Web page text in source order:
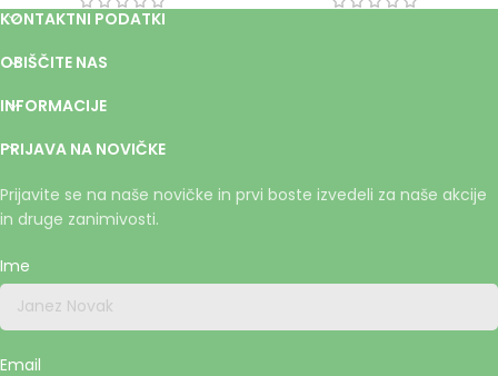
KONTAKTNI PODATKI
OBIŠČITE NAS
INFORMACIJE
PRIJAVA NA NOVIČKE
Prijavite se na naše novičke in prvi boste izvedeli za naše akcije
in druge zanimivosti.
Ime
Email